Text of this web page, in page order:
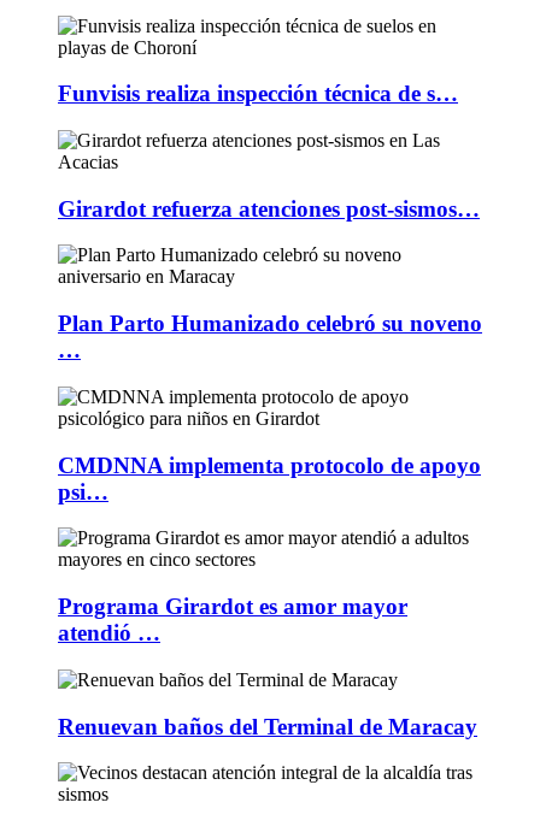
Funvisis realiza inspección técnica de s…
Girardot refuerza atenciones post-sismos…
Plan Parto Humanizado celebró su noveno
…
CMDNNA implementa protocolo de apoyo
psi…
Programa Girardot es amor mayor
atendió …
Renuevan baños del Terminal de Maracay